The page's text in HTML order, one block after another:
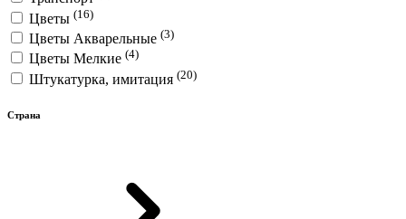
Цветы (16)
Цветы Акварельные (3)
Цветы Мелкие (4)
Штукатурка, имитация (20)
Страна